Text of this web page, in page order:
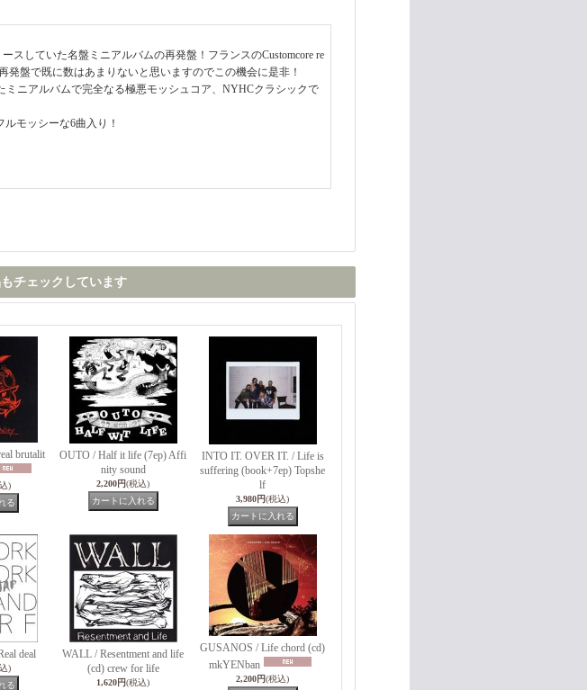
スしていた名盤ミニアルバムの再発盤！フランスのCustomcore re
発盤で既に数はあまりないと思いますのでこの機会に是非！
ミニアルバムで完全なる極悪モッシュコア、NYHCクラシックで
モッシーな6曲入り！
チェックしています
brutalit
)
OUTO / Half it life (7ep) Affi
nity sound
2,200円(税込)
INTO IT. OVER IT. / Life is
suffering (book+7ep) Topshe
lf
3,980円(税込)
deal
)
WALL / Resentment and life
(cd) crew for life
1,620円(税込)
GUSANOS / Life chord (cd)
mkYENban
2,200円(税込)